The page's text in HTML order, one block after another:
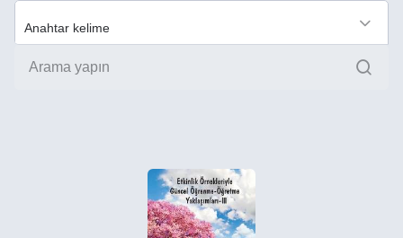
Uzaktan Erişim
Nasıl Erişirim Ara